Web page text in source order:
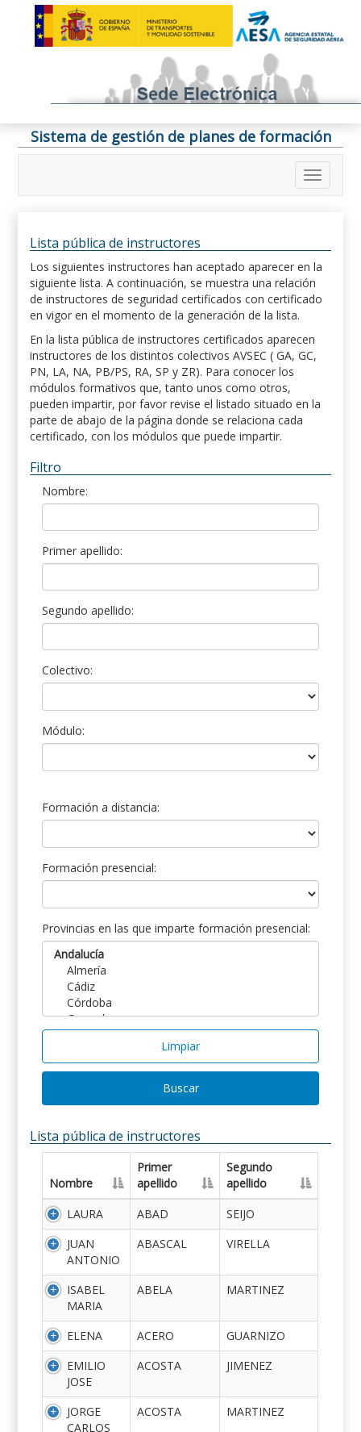
Sistema de gestión de planes de formación
Lista pública de instructores
Los siguientes instructores han aceptado aparecer en la
siguiente lista. A continuación, se muestra una relación
de instructores de seguridad certificados con certificado
en vigor en el momento de la generación de la lista.
En la lista pública de instructores certificados aparecen
instructores de los distintos colectivos AVSEC ( GA, GC,
PN, LA, NA, PB/PS, RA, SP y ZR). Para conocer los
módulos formativos que, tanto unos como otros,
pueden impartir, por favor revise el listado situado en la
parte de abajo de la página donde se relaciona cada
certificado, con los módulos que puede impartir.
Filtro
Nombre:
Primer apellido:
Segundo apellido:
Colectivo:
Módulo:
Formación a distancia:
Formación presencial:
Provincias en las que imparte formación presencial:
Limpiar
Buscar
Lista pública de instructores
Nombre
Primer
apellido
Segundo
apellido
LAURA
ABAD
SEIJO
JUAN
ANTONIO
ABASCAL VIRELLA
ISABEL
MARIA
ABELA MARTINEZ
ELENA ACERO
GUARNIZO
EMILIO
JOSE
ACOSTA JIMENEZ
JORGE
CARLOS
ACOSTA MARTINEZ